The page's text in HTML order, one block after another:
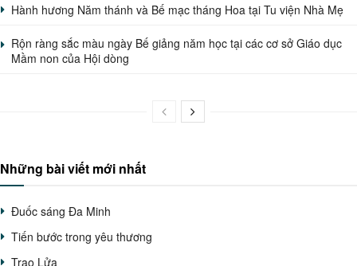
Hành hương Năm thánh và Bế mạc tháng Hoa tại Tu viện Nhà Mẹ
Rộn ràng sắc màu ngày Bế giảng năm học tại các cơ sở Giáo dục
Mầm non của Hội dòng
Những bài viết mới nhất
Đuốc sáng Đa Minh
Tiến bước trong yêu thương
Trao Lửa